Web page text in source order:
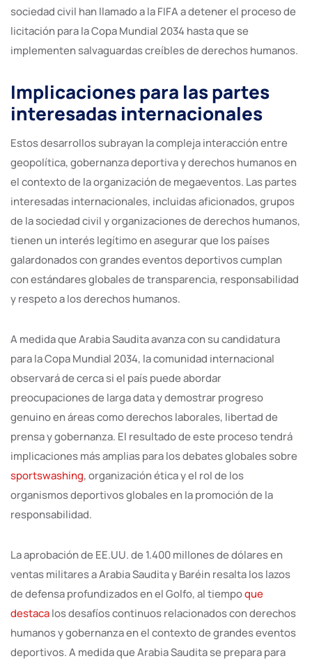
sociedad civil han llamado a la FIFA a detener el proceso de
licitación para la Copa Mundial 2034 hasta que se
implementen salvaguardas creíbles de derechos humanos.
Implicaciones para las partes
interesadas internacionales
Estos desarrollos subrayan la compleja interacción entre
geopolítica, gobernanza deportiva y derechos humanos en
el contexto de la organización de megaeventos. Las partes
interesadas internacionales, incluidas aficionados, grupos
de la sociedad civil y organizaciones de derechos humanos,
tienen un interés legítimo en asegurar que los países
galardonados con grandes eventos deportivos cumplan
con estándares globales de transparencia, responsabilidad
y respeto a los derechos humanos.
A medida que Arabia Saudita avanza con su candidatura
para la Copa Mundial 2034, la comunidad internacional
observará de cerca si el país puede abordar
preocupaciones de larga data y demostrar progreso
genuino en áreas como derechos laborales, libertad de
prensa y gobernanza. El resultado de este proceso tendrá
implicaciones más amplias para los debates globales sobre
sportswashing, organización ética y el rol de los
organismos deportivos globales en la promoción de la
responsabilidad.
La aprobación de EE.UU. de 1.400 millones de dólares en
ventas militares a Arabia Saudita y Baréin resalta los lazos
de defensa profundizados en el Golfo, al tiempoque
destacalos desafíos continuos relacionados con derechos
humanos y gobernanza en el contexto de grandes eventos
deportivos. A medida que Arabia Saudita se prepara para